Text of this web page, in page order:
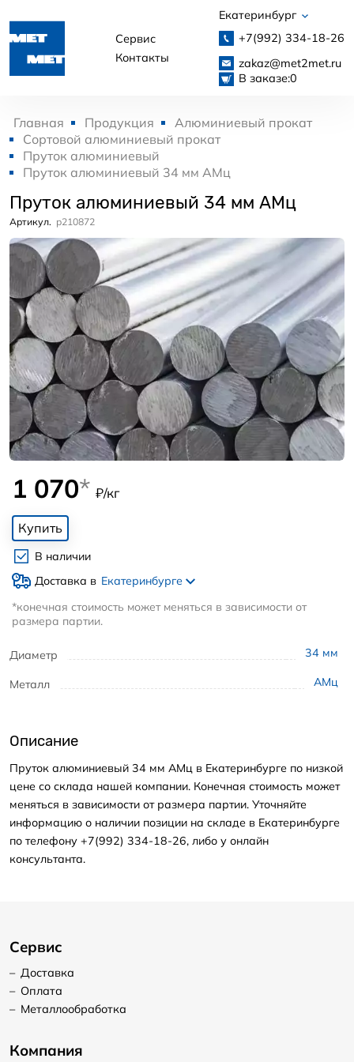
Сервис
Контакты
Екатеринбург
+7(992) 334-18-26
zakaz@met2met.ru
В заказе:0
Главная Продукция
Алюминиевый прокат
Сортовой алюминиевый прокат
Пруток алюминиевый
Пруток алюминиевый 34 мм АМц
Пруток алюминиевый 34 мм АМц
Артикул. p210872
Диаметр 34 мм
Металл АМц
1 070* ₽/кг
Купить
В наличии
Доставка в Екатеринбурге
*конечная стоимость может меняться в зависимости от
размера партии.
Описание
Пруток алюминиевый 34 мм АМц в Екатеринбурге по низкой
цене со склада нашей компании. Конечная стоимость может
меняться в зависимости от размера партии. Уточняйте
информацию о наличии позиции на складе в Екатеринбурге
по телефону +7(992) 334-18-26, либо у онлайн
консультанта.
Сервис
– Доставка
– Оплата
– Металлообработка
Компания